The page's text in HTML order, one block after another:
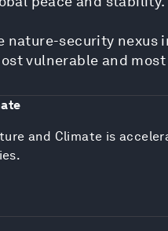
nature-security
vulnerable and
and Climate is